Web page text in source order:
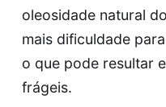
oleosidade natural
mais dificuldade
o que pode resultar
frágeis.